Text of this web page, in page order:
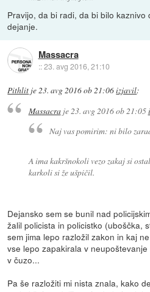
Pravijo, da bi radi, da bi bilo
dejanje.
Massacra
::23. avg 2016, 21:10
Pithlit je23. avg 2016 ob 21:06izjavil:
Massacraje23. avg 2016 ob 21:05
Naj vas pomirim: ni bilo
A ima kakršnokoli vezo zakaj si
karkoli si že ušpičil.
Dejansko sem se bunil nad
žalil policista in policistko (uboščka,
sem jima lepo razložil zakon in kaj
vse lepo zapakirala v
v čuzo...
Pa še razložiti mi nista znala, kako